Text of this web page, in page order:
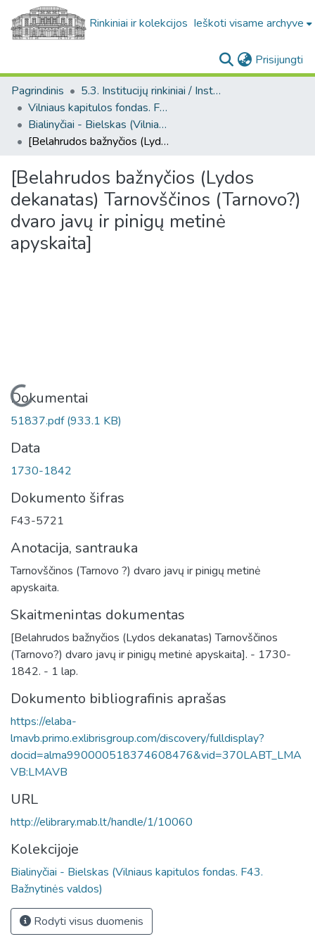
Rinkiniai ir kolekcijos Ieškoti visame archyve
Prisijungti
Pagrindinis
5.3. Institucijų rinkiniai / Institutional collections
Vilniaus kapitulos fondas. F43
Bialinyčiai - Bielskas (Vilniaus kapitulos fondas. F43. Bažnytinės valdos)
[Belahrudos bažnyčios (Lydos dekanatas) Tarnovščinos (Tarnovo?) dvaro javų ir pinigų metinė apyskaita]
[Belahrudos bažnyčios (Lydos
dekanatas) Tarnovščinos (Tarnovo?)
dvaro javų ir pinigų metinė
apyskaita]
Įkeliama...
Dokumentai
51837.pdf(933.1 KB)
Data
1730-1842
Dokumento šifras
F43-5721
Anotacija, santrauka
Tarnovščinos (Tarnovo ?) dvaro javų ir pinigų metinė
apyskaita.
Skaitmenintas dokumentas
[Belahrudos bažnyčios (Lydos dekanatas) Tarnovščinos
(Tarnovo?) dvaro javų ir pinigų metinė apyskaita]. - 1730-
1842. - 1 lap.
Dokumento bibliografinis aprašas
https://elaba-
lmavb.primo.exlibrisgroup.com/discovery/fulldisplay?
docid=alma990000518374608476&vid=370LABT_LMA
VB:LMAVB
URL
http://elibrary.mab.lt/handle/1/10060
Kolekcijoje
Bialinyčiai - Bielskas (Vilniaus kapitulos fondas. F43.
Bažnytinės valdos)
Rodyti visus duomenis